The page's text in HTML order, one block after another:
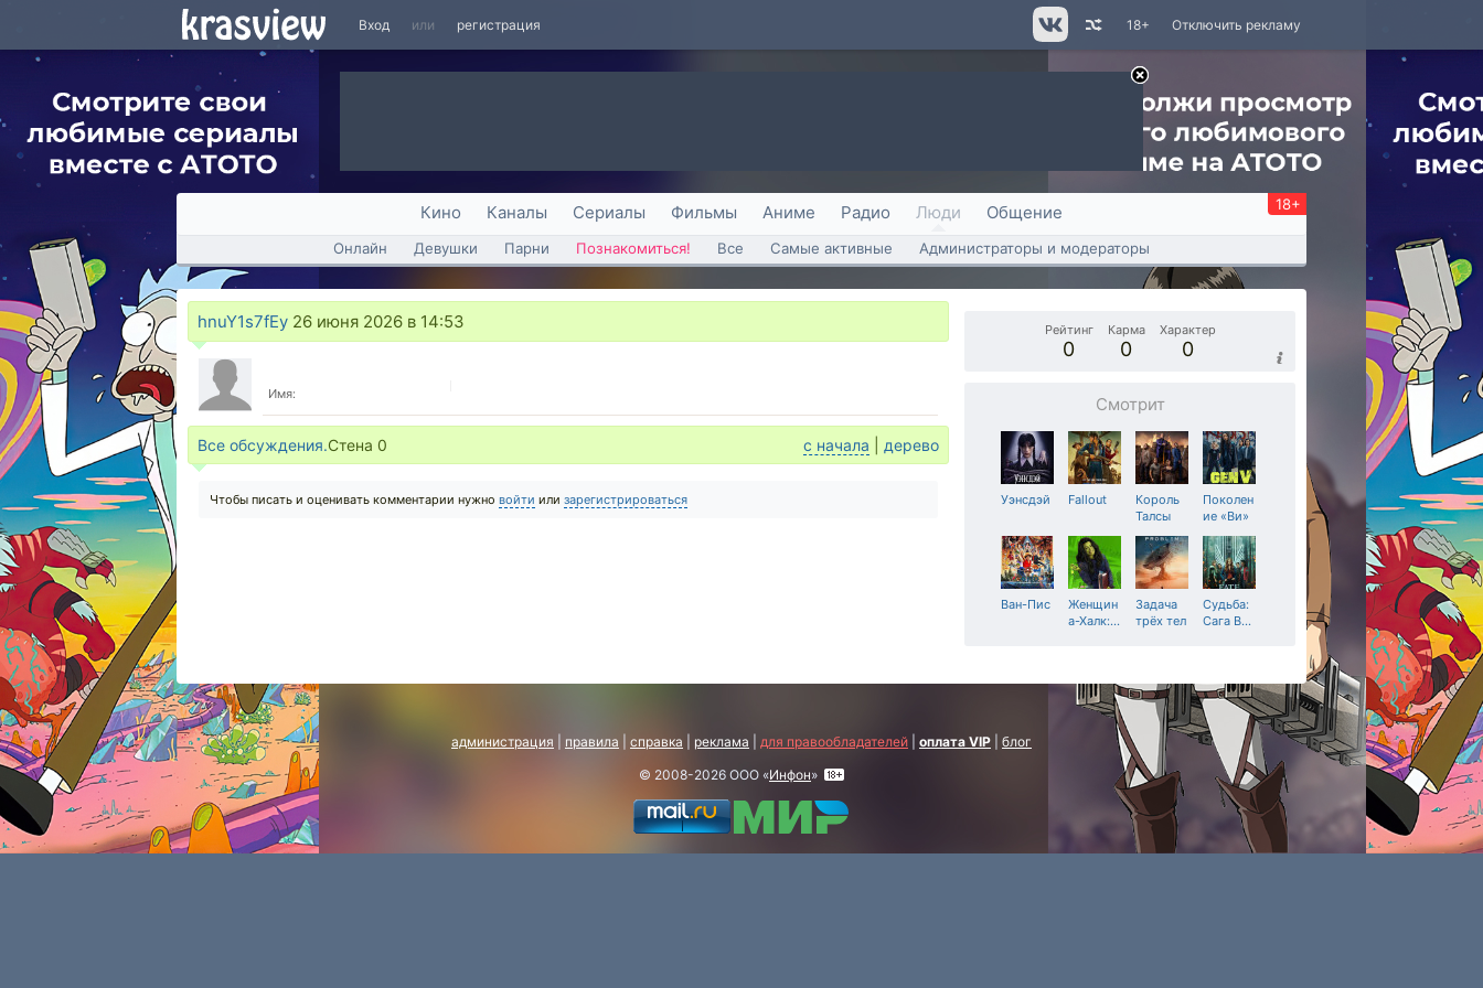
Вход или регистрация Отключить рекламу
18+
Кино Каналы Сериалы Фильмы Аниме Радио Люди Общение 18+
Онлайн Девушки Парни Познакомиться! Все Самые активные Администраторы и модераторы
hnuY1s7fEy 26 июня 2026 в 14:53
Имя:
Все обсуждения.Стена 0 с начала дерево
Чтобы писать и оценивать комментарии нужно войти или зарегистрироваться
Рейтинг
0
Карма
0
Характер
0
Смотрит
Уэнсдэй Fallout
Король
Талсы
Поколен
ие «Ви»
Ван-Пис
Женщин
а-Халк:…
Задача
трёх тел
Судьба:
Сага В…
администрация правила справка реклама для правообладателей оплата VIP
блог
© 2008-2026 ООО «Инфон»